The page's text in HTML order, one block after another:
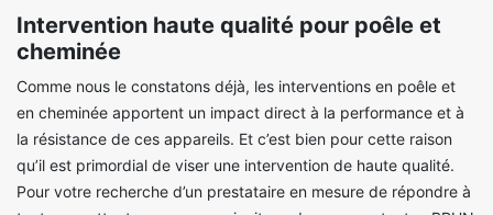
Intervention haute qualité pour poêle et
cheminée
Comme nous le constatons déjà, les interventions en poêle et
en cheminée apportent un impact direct à la performance et à
la résistance de ces appareils. Et c’est bien pour cette raison
qu’il est primordial de viser une intervention de haute qualité.
Pour votre recherche d’un prestataire en mesure de répondre à